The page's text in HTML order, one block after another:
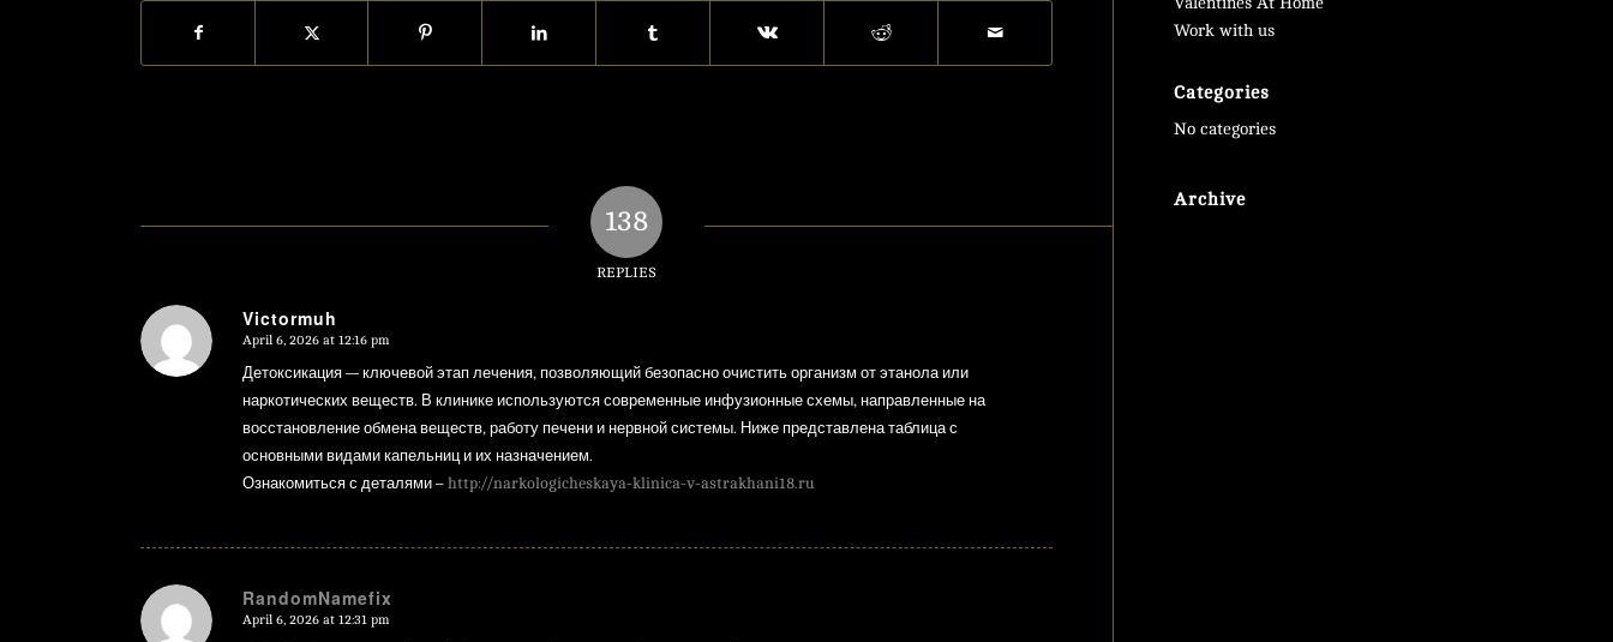
138
REPLIES
Victormuh
says:
April 6, 2026 at 12:16 pm
Детоксикация — ключевой этап лечения, позволяющий безопасно очистить организм от этанола или
наркотических веществ. В клинике используются современные инфузионные схемы, направленные на
восстановление обмена веществ, работу печени и нервной системы. Ниже представлена таблица с
основными видами капельниц и их назначением.
Ознакомиться с деталями –http://narkologicheskaya-klinica-v-astrakhani18.ru
RandomNamefix
says:
April 6, 2026 at 12:31 pm
Work with us
Categories
No categories
Archive